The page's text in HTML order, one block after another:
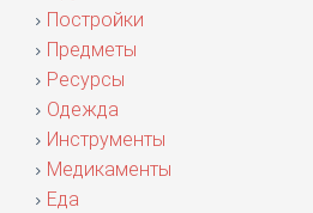
Постройки
Предметы
Ресурсы
Одежда
Инструменты
Медикаменты
Еда